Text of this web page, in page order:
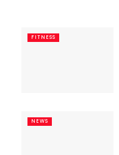
FITNESS
NEWS